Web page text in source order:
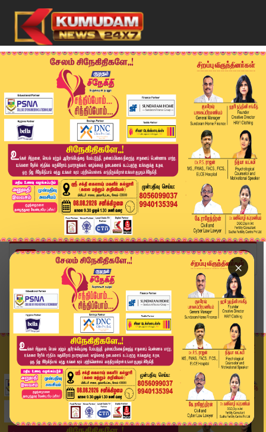
×
Home
வீடியோ ஸ்டோரி
முதலமைச்சருடன் தேமுதிக நிர்வாகிகள் சந்திப்பு | ...